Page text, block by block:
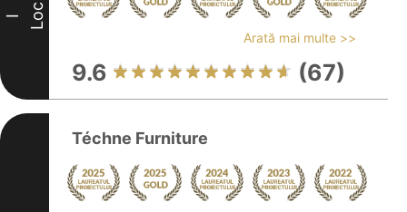
I Loc
Arată mai multe >>
9.6 (67)
Téchne Furniture